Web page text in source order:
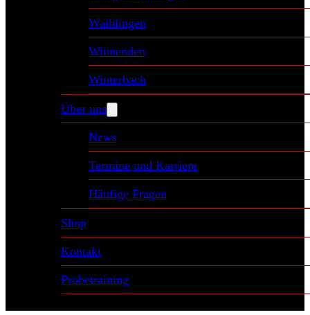
Waiblingen
Winnenden
Winterbach
Über uns
News
Termine und Karriere
Häufige Fragen
Shop
Kontakt
Probetraining